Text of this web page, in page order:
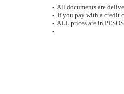
- All documents are
- If you pay with a credit
- ALL prices are in
-